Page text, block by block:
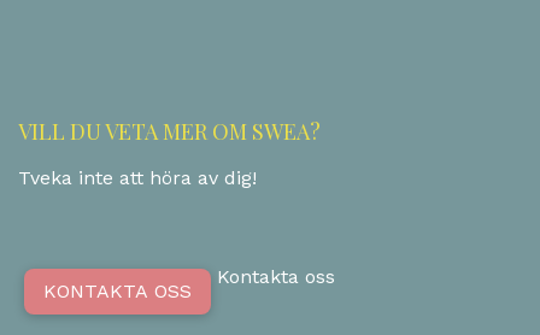
VILL DU VETA MER OM SWEA?
Tveka inte att höra av dig!
KONTAKTA OSS
Kontakta oss